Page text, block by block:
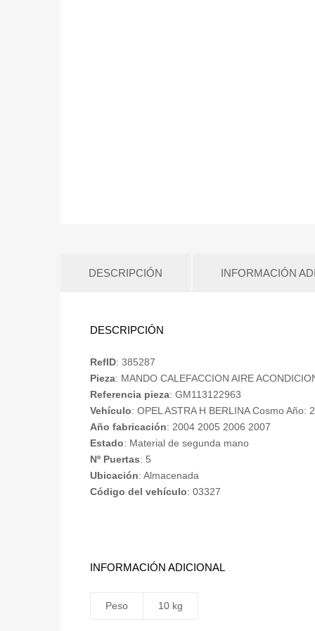
DESCRIPCIÓN INFORMACIÓN
DESCRIPCIÓN
RefID: 385287
Pieza: MANDO CALEFACCION AIRE
Referencia pieza: GM113122963
Vehículo: OPEL ASTRA H BERLINA Cosmo Año:
Año fabricación: 2004 2005 2006 2007
Estado: Material de segunda mano
Nº Puertas: 5
Ubicación: Almacenada
Código del vehículo: 03327
INFORMACIÓN ADICIONAL
Peso 10 kg